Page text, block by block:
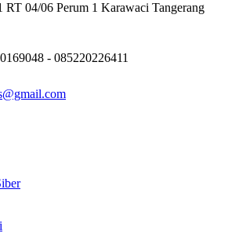
04/06 Perum 1 Karawaci Tangerang
- 085220226411